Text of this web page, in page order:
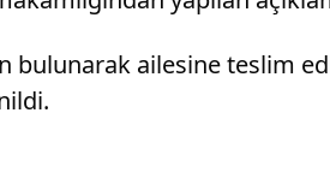
bulunarak ailesine teslim